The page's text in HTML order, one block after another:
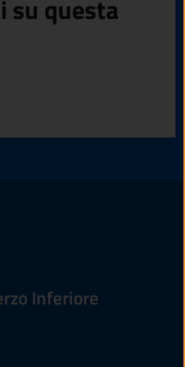
su questa
Inferiore